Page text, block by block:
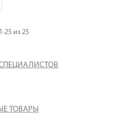
1-25 из 25
ТОВАРЫ